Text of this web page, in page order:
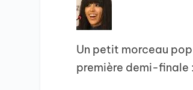
Un petit morceau
première demi-